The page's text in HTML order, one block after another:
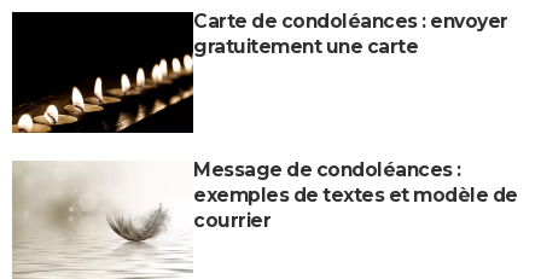
Carte de condoléances : envoyer
gratuitement une carte
Message de condoléances :
exemples de textes et modèle de
courrier